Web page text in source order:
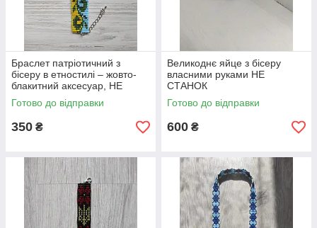
Браслет патріотичний з
бісеру в етностилі – жовто-
блакитний аксесуар, НЕ
СТАНОК
Готово до відправки
350 ₴
Великоднє яйце з бісеру
власними руками НЕ
СТАНОК
Готово до відправки
600 ₴